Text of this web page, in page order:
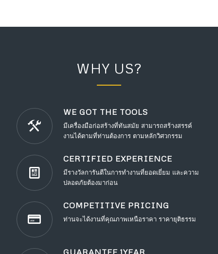
WHY US?
WE GOT THE TOOLS
มีเครื่องมือก่อสร้างที่ทันสมัย สามารถสร้างสรรค์
งานได้ตามที่ท่านต้องการ ตามหลักวิศวกรรม
CERTIFIED EXPERIENCE
มีรางวัลการันตีในการทำงานที่ยอดเยี่ยม และความ
ปลอดภัยต้องมาก่อน
COMPETITIVE PRICING
ท่านจะได้งานที่คุณภาพเหนือราคา ราคายุติธรรม